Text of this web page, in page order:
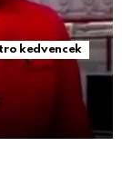
kedvencek